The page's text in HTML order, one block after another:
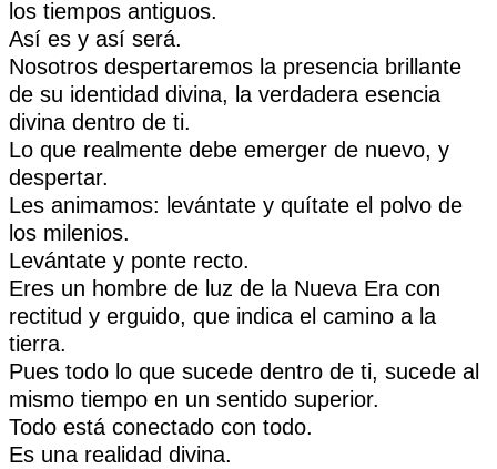
los tiempos antiguos.
Así es y así será.
Nosotros despertaremos la presencia brillante
de su identidad divina, la verdadera esencia
divina dentro de ti.
Lo que realmente debe emerger de nuevo, y
despertar.
Les animamos: levántate y quítate el polvo de
los milenios.
Levántate y ponte recto.
Eres un hombre de luz de la Nueva Era con
rectitud y erguido, que indica el camino a la
tierra.
Pues todo lo que sucede dentro de ti, sucede al
mismo tiempo en un sentido superior.
Todo está conectado con todo.
Es una realidad divina.